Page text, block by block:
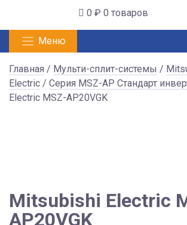
0 ₽ 0 товаров
Меню
Главная / Мульти-сплит-системы /
Electric / Серия MSZ-AP Стандарт
Electric MSZ-AP20VGK
Mitsubishi Electric
AP20VGK